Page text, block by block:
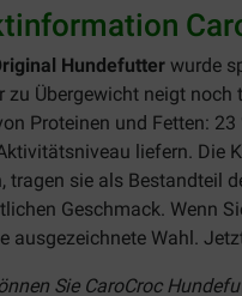
Hundefutter wurde
zu Übergewicht neigt
Proteinen und Fetten:
liefern. Die
tragen sie als Bestandteil
Geschmack. Wenn
ausgezeichnete Wahl.
Sie CaroCroc